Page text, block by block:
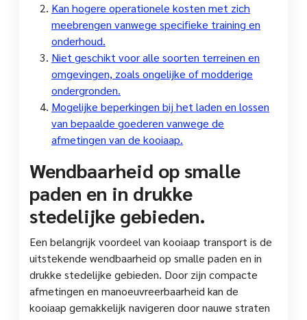
Kan hogere operationele kosten met zich
meebrengen vanwege specifieke training en
onderhoud.
Niet geschikt voor alle soorten terreinen en
omgevingen, zoals ongelijke of modderige
ondergronden.
Mogelijke beperkingen bij het laden en lossen
van bepaalde goederen vanwege de
afmetingen van de kooiaap.
Wendbaarheid op smalle
paden en in drukke
stedelijke gebieden.
Een belangrijk voordeel van kooiaap transport is de
uitstekende wendbaarheid op smalle paden en in
drukke stedelijke gebieden. Door zijn compacte
afmetingen en manoeuvreerbaarheid kan de
kooiaap gemakkelijk navigeren door nauwe straten